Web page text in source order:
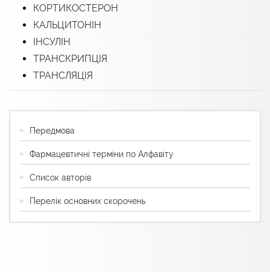
КОРТИКОСТЕРОН
КАЛЬЦИТОНІН
ІНСУЛІН
ТРАНСКРИПЦІЯ
ТРАНСЛЯЦІЯ
Передмова
Фармацевтичні терміни по Алфавіту
Список авторів
Перелік основних скорочень